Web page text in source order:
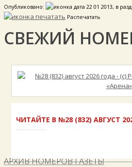
Опубликовано:
22 01 2013, в
Распечатать
СВЕЖИЙ
ЧИТАЙТЕ В №28 (832) АВГУСТ
АРХИВ НОМЕРОВ ГАЗЕТЫ